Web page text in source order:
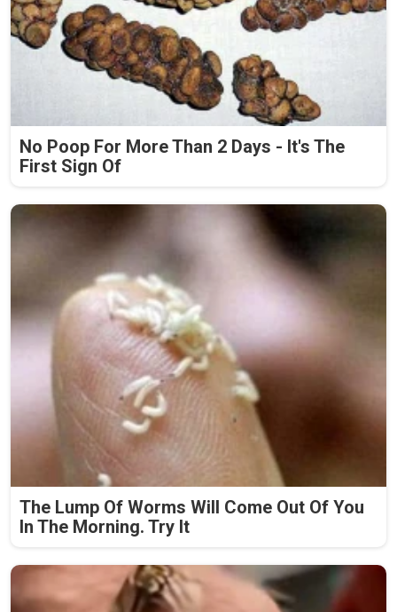
No Poop For More Than 2 Days - It's The
First Sign Of
The Lump Of Worms Will Come Out Of You
In The Morning. Try It